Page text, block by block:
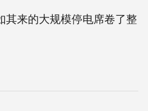
其来的大规模停电席卷了整